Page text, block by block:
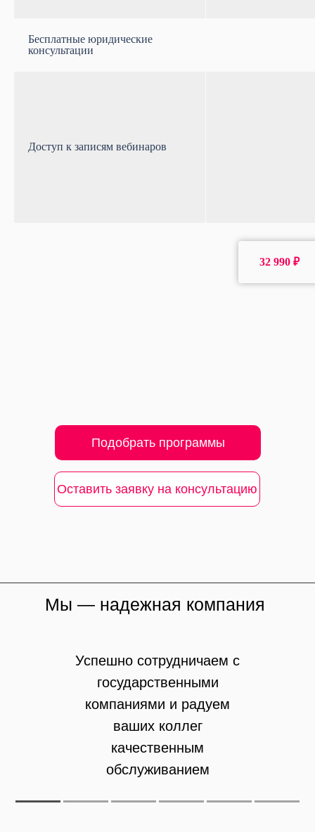
Бесплатные юридические
консультации
Доступ к записям вебинаров
32 990 ₽
Подобрать программы
Оставить заявку на консультацию
Мы — надежная компания
Успешно сотрудничаем с
государственными
компаниями и радуем
ваших коллег
качественным
обслуживанием